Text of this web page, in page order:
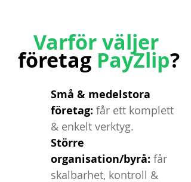
Varför väljer
företagPayZlip?
Små & medelstora
företag: får ett komplett
& enkelt verktyg.
Större
organisation/byrå: får
skalbarhet, kontroll &